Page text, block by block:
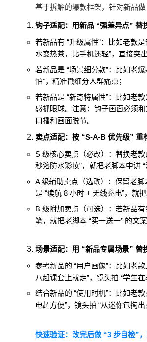
基于拆解的爆款框架，针对新品做
钩子适配：用新品 “强差异点” 替
若新品有 “升级属性”：比如老款
水变热茶，比手机还轻”，直接突
若新品是 “场景细分款”：比如老
怕”，精准戳细分人群痛点；
若新品是 “新奇特属性”：比如老
感抓眼球。注意：钩子画面必须
口播和画面脱节。
卖点适配：按 “S-A-B 优先级” 重
S 级核心卖点（必改）：替换老
秒溶防水彩妆”，就把老脚本中讲
A 级辅助卖点（选改）：保留老
是 “续航 8 小时 + 无线充电”，就
B 级附加卖点（可选）：若新品
笔，就把老脚本 “买一送一” 的文
场景适配：用 “新品专属场景” 替
参考新品的 “用户画像”：比如老
八赶课套上就走”，镜头拍 “学生在
结合新品的 “使用时机”：比如老
电超方便”，镜头拍 “从迷你包掏出
快速验证：改完后做 “3 步自检”